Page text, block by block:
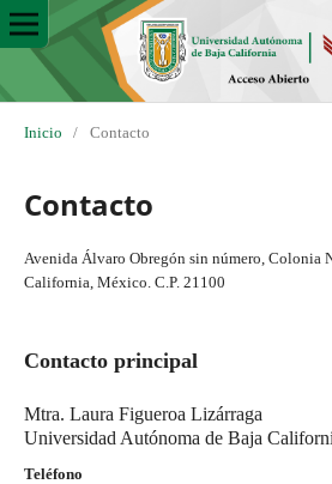
Inicio / Contacto
Contacto
Avenida Álvaro Obregón sin número, Colonia
California, México. C.P. 21100
Contacto principal
Mtra. Laura Figueroa Lizárraga
Universidad Autónoma de Baja
Teléfono